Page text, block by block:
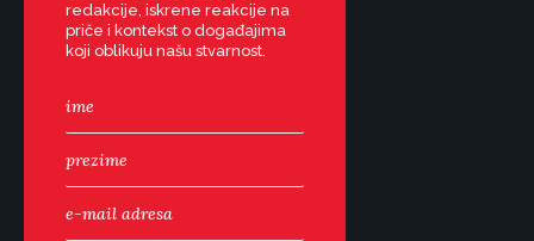
redakcije, iskrene reakcije na
priče i kontekst o događajima
koji oblikuju našu stvarnost.